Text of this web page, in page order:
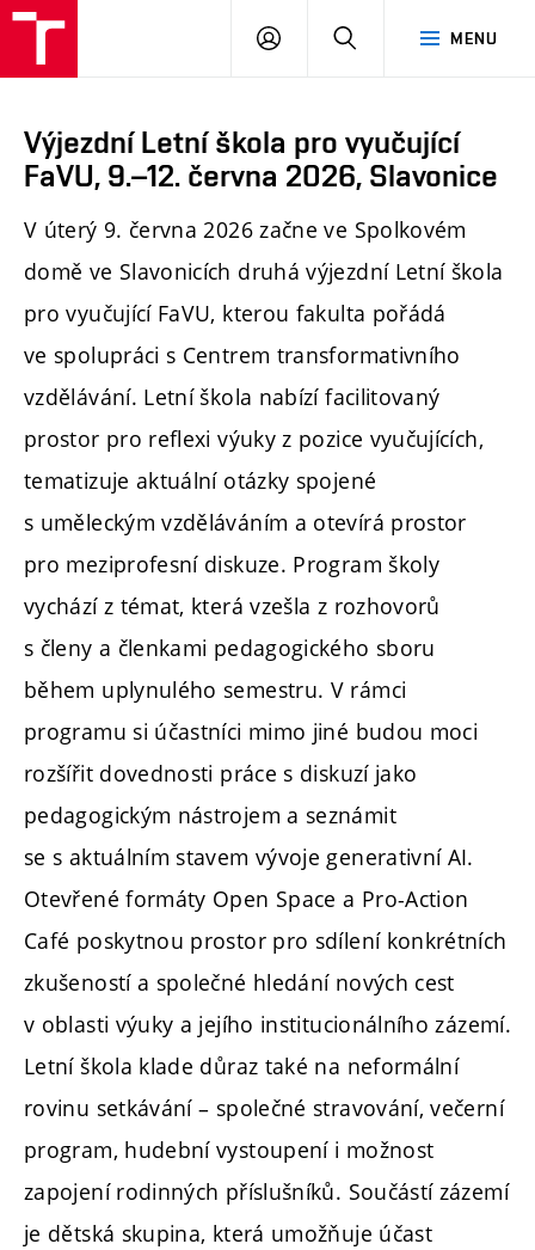
MENU
PŘIHLÁSIT
Výjezdní Letní škola pro vyučující
FaVU, 9.–12. června 2026, Slavonice
V úterý 9. června 2026 začne ve Spolkovém
domě ve Slavonicích druhá výjezdní Letní škola
pro vyučující FaVU, kterou fakulta pořádá
ve spolupráci s Centrem transformativního
vzdělávání. Letní škola nabízí facilitovaný
prostor pro reflexi výuky z pozice vyučujících,
tematizuje aktuální otázky spojené
s uměleckým vzděláváním a otevírá prostor
pro meziprofesní diskuze. Program školy
vychází z témat, která vzešla z rozhovorů
s členy a členkami pedagogického sboru
během uplynulého semestru. V rámci
programu si účastníci mimo jiné budou moci
rozšířit dovednosti práce s diskuzí jako
pedagogickým nástrojem a seznámit
se s aktuálním stavem vývoje generativní AI.
Otevřené formáty Open Space a Pro-Action
Café poskytnou prostor pro sdílení konkrétních
zkušeností a společné hledání nových cest
v oblasti výuky a jejího institucionálního zázemí.
Letní škola klade důraz také na neformální
rovinu setkávání – společné stravování, večerní
program, hudební vystoupení i možnost
zapojení rodinných příslušníků. Součástí zázemí
je dětská skupina, která umožňuje účast